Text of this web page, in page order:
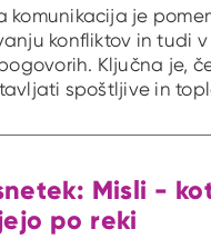
komunikacija je
konfliktov in tudi v
Ključna je,
spoštljive in
Misli -
po reki